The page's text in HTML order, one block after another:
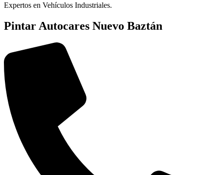
Expertos en Vehículos Industriales.
Pintar Autocares Nuevo Baztán